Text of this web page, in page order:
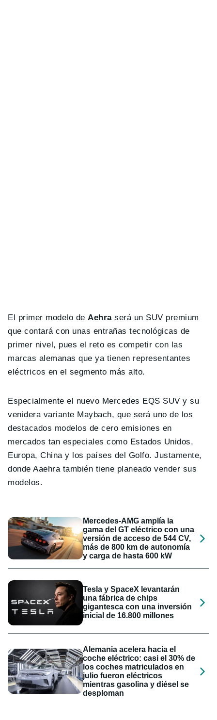
El primer modelo de Aehraserá un SUV premium
que contará con unas entrañas tecnológicas de
primer nivel, pues el reto es competir con las
marcas alemanas que ya tienen representantes
eléctricos en el segmento más alto.
Especialmente el nuevo Mercedes EQS SUV y su
venidera variante Maybach, que será uno de los
destacados modelos de cero emisiones en
mercados tan especiales como Estados Unidos,
Europa, China y los países del Golfo. Justamente,
donde Aaehra también tiene planeado vender sus
modelos.
Mercedes-AMG amplía la
gama del GT eléctrico con una
versión de acceso de 544 CV,
más de 800 km de autonomía
y carga de hasta 600 kW
Tesla y SpaceX levantarán
una fábrica de chips
gigantesca con una inversión
inicial de 16.800 millones
Alemania acelera hacia el
coche eléctrico: casi el 30% de
los coches matriculados en
julio fueron eléctricos
mientras gasolina y diésel se
desploman